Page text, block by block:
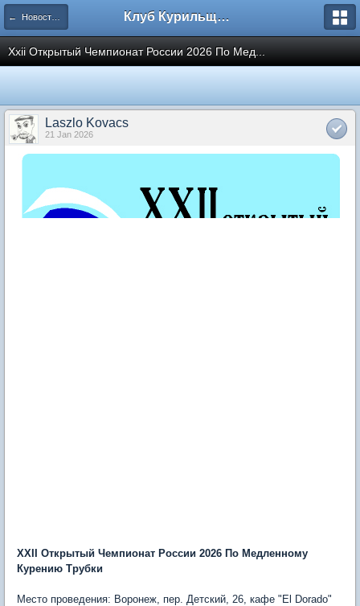
← Новости из мира трубок Клуб Курильщиков Трубки
Xxii Открытый Чемпионат России 2026 По Мед...
Laszlo Kovacs
21 Jan 2026
XXII Открытый Чемпионат России 2026 По Медленному
Курению Трубки
Место проведения: Воронеж, пер. Детский, 26, кафе "El Dorado"